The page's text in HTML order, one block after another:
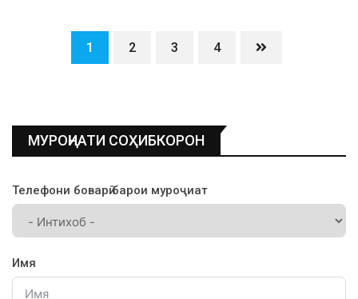
1 2 3 4
МУРОҶИАТИ СОҲИБКОРОН
Телефони боварӣ барои муроҷиат
Имя